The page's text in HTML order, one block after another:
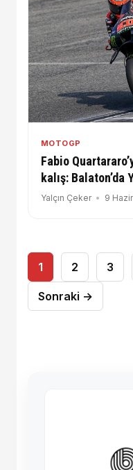
MOTOGP
Fabio
kalış: Balaton’da
Yalçın Çeker 9
Yazı
sayfalaması
1 2 3
Sonraki →